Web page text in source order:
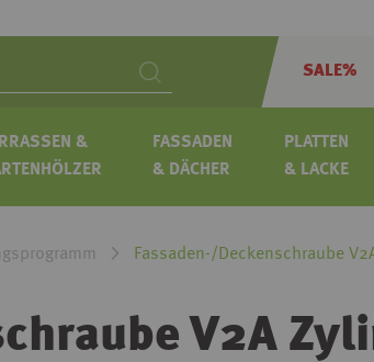
SALE%
&
FASSADEN
& DÄCHER
PLATTEN
& LACKE
Fassaden-/Deckenschraube
V2A